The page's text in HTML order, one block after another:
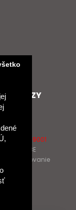
ODKAZY
ISO 9001
RAABE
prelistovanie